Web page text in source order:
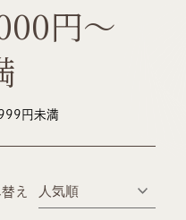
円～
円未満
え